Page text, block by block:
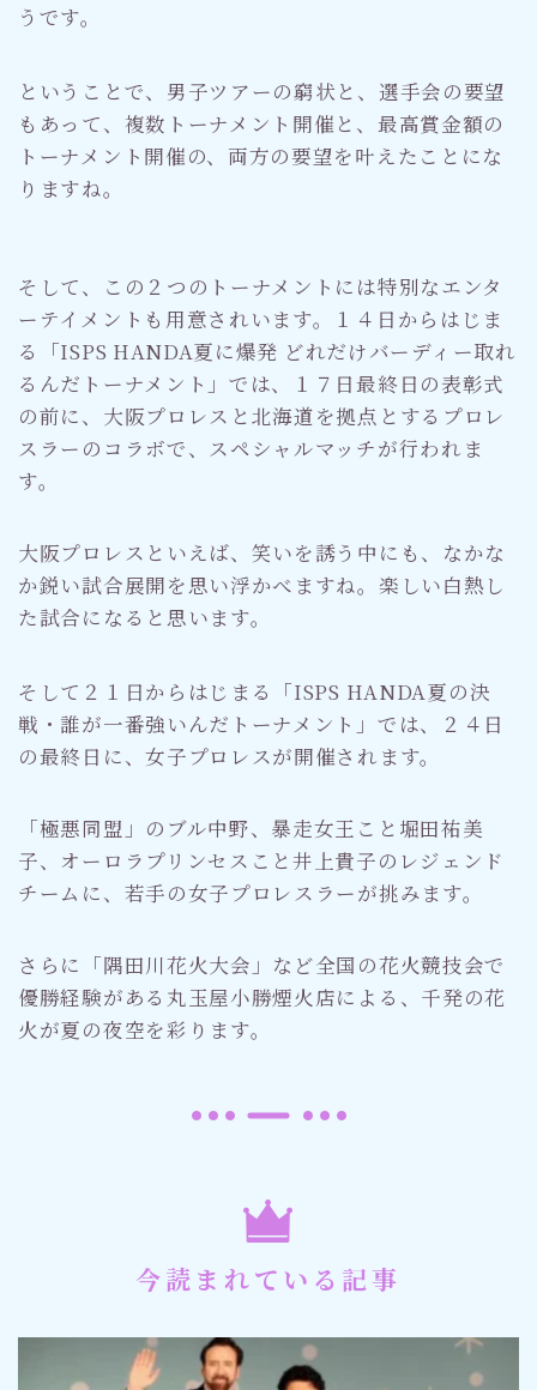
うです。
ということで、男子ツアーの窮状と、選手会の要望
もあって、複数トーナメント開催と、最高賞金額の
トーナメント開催の、両方の要望を叶えたことにな
りますね。
そして、この２つのトーナメントには特別なエンタ
ーテイメントも用意されいます。１４日からはじま
る「ISPS HANDA夏に爆発 どれだけバーディー取れ
るんだトーナメント」では、１７日最終日の表彰式
の前に、大阪プロレスと北海道を拠点とするプロレ
スラーのコラボで、スペシャルマッチが行われま
す。
大阪プロレスといえば、笑いを誘う中にも、なかな
か鋭い試合展開を思い浮かべますね。楽しい白熱し
た試合になると思います。
そして２１日からはじまる「ISPS HANDA夏の決
戦・誰が一番強いんだトーナメント」では、２４日
の最終日に、女子プロレスが開催されます。
「極悪同盟」のブル中野、暴走女王こと堀田祐美
子、オーロラプリンセスこと井上貴子のレジェンド
チームに、若手の女子プロレスラーが挑みます。
さらに「隅田川花火大会」など全国の花火競技会で
優勝経験がある丸玉屋小勝煙火店による、千発の花
火が夏の夜空を彩ります。
今読まれている記事